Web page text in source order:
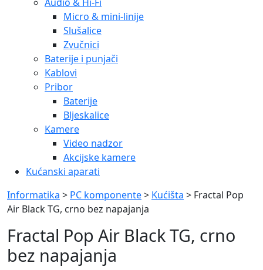
Micro & mini-linije
Slušalice
Zvučnici
Baterije i punjači
Kablovi
Pribor
Baterije
Bljeskalice
Kamere
Video nadzor
Akcijske kamere
Kućanski aparati
Informatika > PC komponente> Kućišta > Fractal Pop
Air Black TG, crno bez napajanja
Fractal Pop Air Black TG, crno
bez napajanja